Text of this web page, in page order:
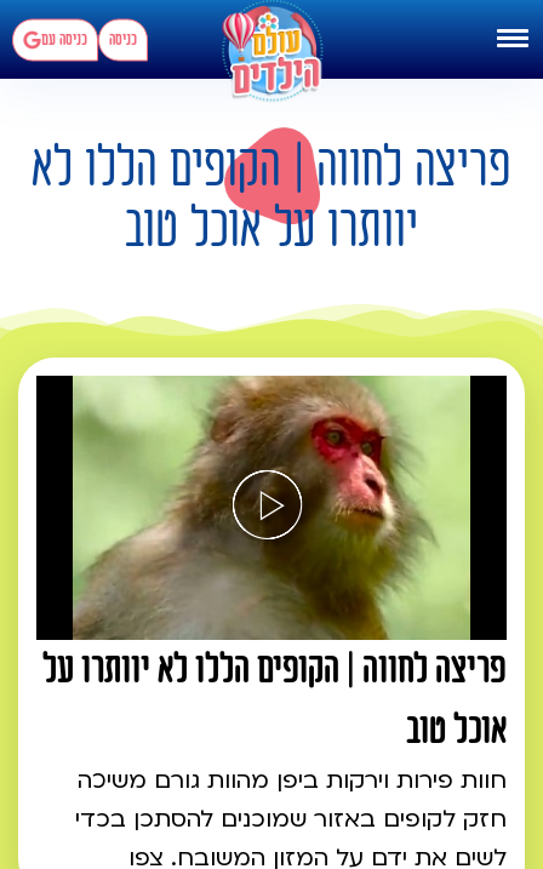
כניסה כניסה עם
פריצה לחווה | הקופים הללו לא
יוותרו על אוכל טוב
פריצה לחווה | הקופים הללו לא יוותרו על
אוכל טוב
חוות פירות וירקות ביפן מהוות גורם משיכה
חזק לקופים באזור שמוכנים להסתכן בכדי
לשים את ידם על המזון המשובח. צפו